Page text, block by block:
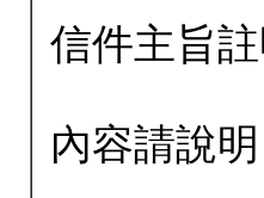
信件主旨
內容請說明